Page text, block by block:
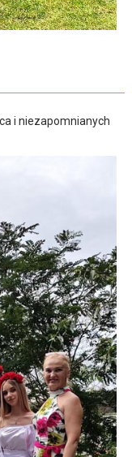
i niezapomnianych